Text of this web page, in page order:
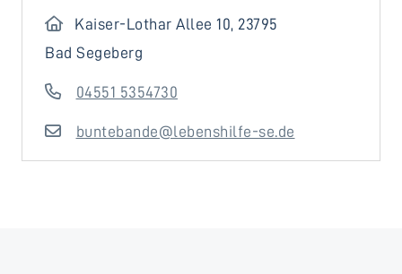
Kaiser-Lothar Allee 10, 23795
Bad Segeberg
04551 5354730
buntebande@lebenshilfe-se.de